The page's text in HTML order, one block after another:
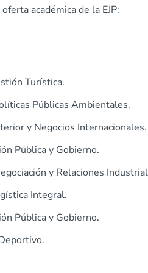
académica de la EJP:
Turística.
Públicas Ambientales.
y Negocios Internacionales.
Pública y Gobierno.
y Relaciones
Integral.
Pública y Gobierno.